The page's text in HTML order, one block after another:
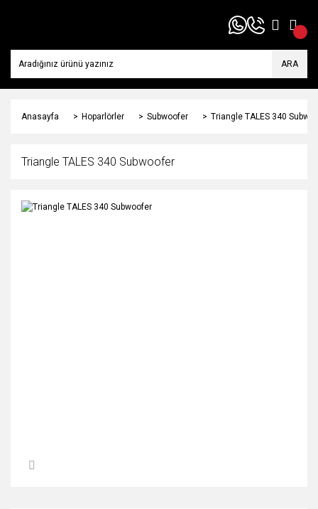
ARA
Anasayfa Hoparlörler Subwoofer Triangle TALES 340
Triangle TALES 340 Subwoofer